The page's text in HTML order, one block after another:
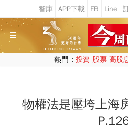
熱門： 投資 股票 高股
物權法是壓垮上海